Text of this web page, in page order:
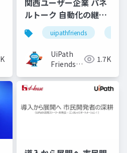
関西ユーザー企業 パネ
ルトーク 自動化の継続
的な価値提供と市民開
発・プロ開発の勘所
uipathfriends
UiPath
Friends
1.7K